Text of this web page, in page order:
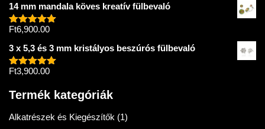
14 mm mandala köves kreatív fülbevaló
Értékelés:
Ft6,900.00
3 x 5,3 és 3 mm kristályos beszúrós fülbevaló
Értékelés:
Ft3,900.00
Termék kategóriák
Alkatrészek és Kiegészítők (1)